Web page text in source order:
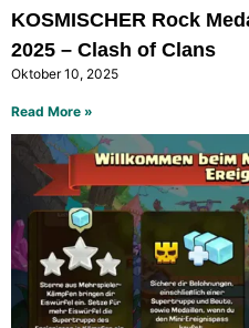
KOSMISCHER Rock
2025 – Clash of Clans
Oktober 10, 2025
Read More »